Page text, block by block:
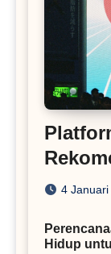
Iklan
4
Hidup